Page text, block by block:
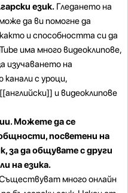
език. Гледането на
да ви помогне да
и способността си да
има много видеоклипове,
изучаването на
канали с уроци,
и видеоклипове
Можете да се
посветени на
за да общувате с други
на езика.
много онлайн